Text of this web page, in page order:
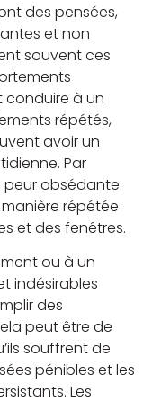
des pensées,
et non
souvent ces
conduire à un
répétés,
avoir un
Par
peur obsédante
répétée
et des fenêtres.
ou à un
indésirables
des
peut être de
souffrent de
pénibles et les
Les